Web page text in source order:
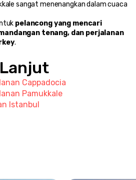
pelancong yang mencari
tenang, dan perjalanan
.
Cappadocia
Pamukkale
Istanbul